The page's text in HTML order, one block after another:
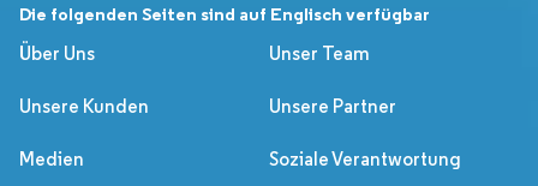
Die folgenden Seiten sind auf Englisch verfügbar
Über Uns
Unser Team
Unsere Kunden Unsere Partner
Medien Soziale Verantwortung